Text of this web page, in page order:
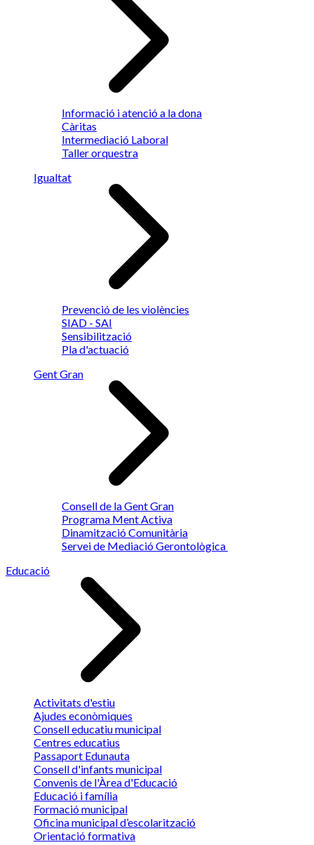
Informació i atenció a la dona
Càritas
Intermediació Laboral
Taller orquestra
Igualtat
Prevenció de les violències
SIAD - SAI
Sensibilització
Pla d'actuació
Gent Gran
Consell de la Gent Gran
Programa Ment Activa
Dinamització Comunitària
Servei de Mediació Gerontològica
Educació
Activitats d'estiu
Ajudes econòmiques
Consell educatiu municipal
Centres educatius
Passaport Edunauta
Consell d'infants municipal
Convenis de l'Àrea d'Educació
Educació i família
Formació municipal
Oficina municipal d’escolarització
Orientació formativa